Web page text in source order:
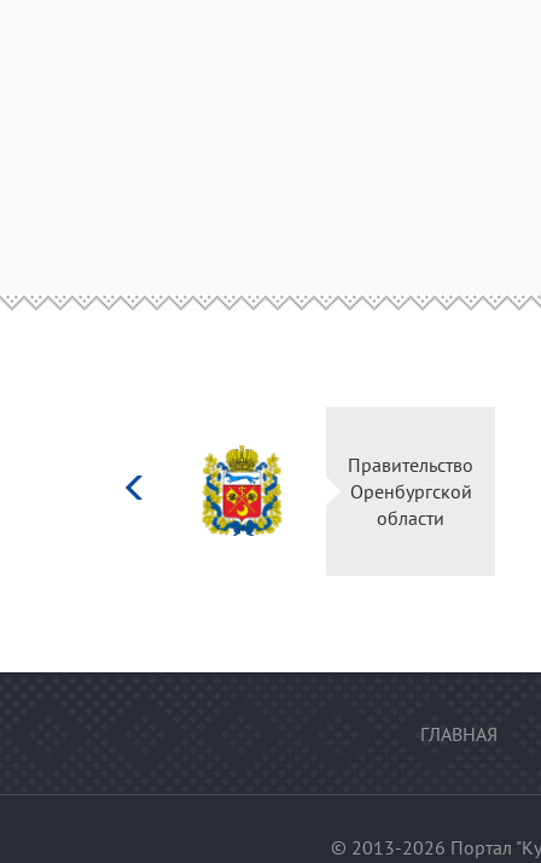
Министерство
культуры
Российской
федерации
ГЛАВНАЯ
© 2013-2026 Портал